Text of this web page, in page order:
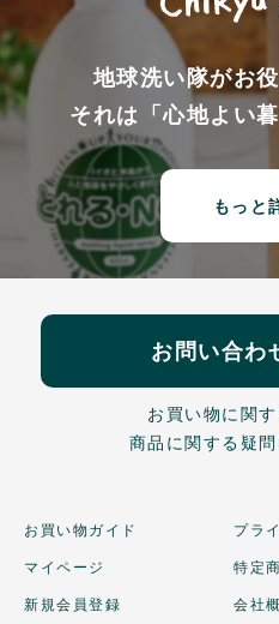
地球洗い隊がお
それは「心地よい
もっと
お問い合わ
お買い物に関す
商品に関する疑問
お買い物ガイド
マイページ
新規会員登録
プラ
特定
会社